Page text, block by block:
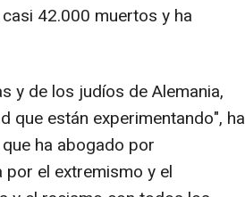
42.000 muertos y ha
y de los judíos de Alemania,
que están experimentando", ha
ha abogado por
el extremismo y el